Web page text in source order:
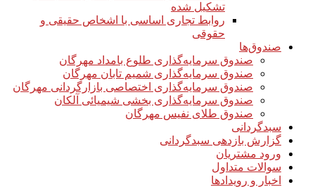
تشکیل شده
روابط تجاری اساسی با اشخاص حقیقی و
حقوقی
صندوق‌ها
صندوق سرمایه‌گذاری طلوع بامداد مهرگان
صندوق سرمایه‌گذاری شمیم تابان مهرگان
صندوق سرمایه‌گذاری اختصاصی بازارگردانی مهرگان
صندوق سرمایه‌گذاری بخشی شیمیائی آلکان
صندوق طلای نفیس مهرگان
سبدگردانی
گزارش بازدهی سبدگردانی
ورود مشتریان
سوالات متداول
اخبار و رویدادها